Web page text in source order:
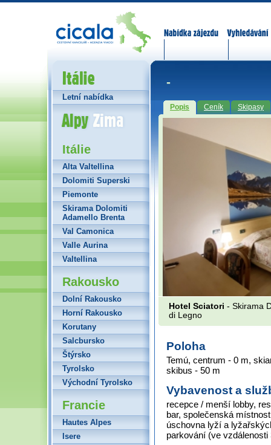
-
Popis Ceník Skipasy
Hotel Sciatori - Skirama
di Legno
Poloha
Temú, centrum - 0 m,
skibus - 50 m
Vybavenost a
recepce / menší lobby,
bar, společenská
úschovna lyží a
parkování (ve vzdálenosti
Itálie
Letní nabídka
Alpy Zima
Itálie
Alta Valtellina
Dolomiti Superski
Piemonte
Skirama Dolomiti
Adamello Brenta
Val Camonica
Valle Aurina
Valtellina
Rakousko
Dolní Rakousko
Horní Rakousko
Korutany
Salcbursko
Štýrsko
Tyrolsko
Východní Tyrolsko
Francie
Hautes Alpes
Isere